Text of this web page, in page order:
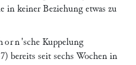
in keiner Beziehung etwas zu
'sche Kuppelung
bereits seit sechs Wochen in